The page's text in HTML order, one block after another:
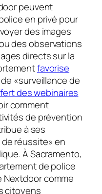
peuvent
en privé pour
des images
des observations
directs sur la
favorise
«surveillance de
des webinaires
comment
de prévention
à ses
réussite» en
À Sacramento,
de police
Nextdoor comme
citoyens